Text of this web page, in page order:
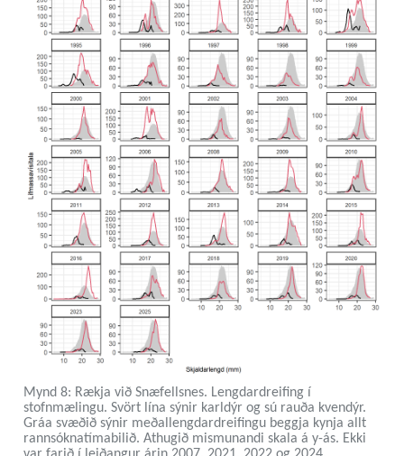
Mynd 8: Rækja við Snæfellsnes. Lengdardreifing í
stofnmælingu. Svört lína sýnir karldýr og sú rauða kvendýr.
Gráa svæðið sýnir meðallengdardreifingu beggja kynja allt
rannsóknatímabilið. Athugið mismunandi skala á y-ás. Ekki